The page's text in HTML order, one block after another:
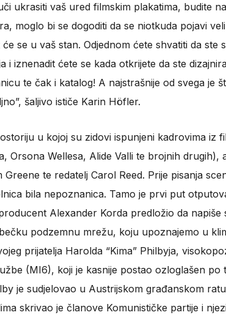
ukrasiti vaš ured filmskim plakatima, budite
moglo bi se dogoditi da se niotkuda pojavi
se u vaš stan. Odjednom ćete shvatiti da ste
i iznenadit ćete se kada otkrijete da ste
te čak i katalog! A najstrašnije od svega je
šaljivo ističe Karin Höfler.
u kojoj su zidovi ispunjeni kadrovima iz
Orsona Wellesa, Alide Valli te brojnih drugih),
Greene te redatelj Carol Reed. Prije pisanja
bila nepoznanica. Tamo je prvi put
Alexander Korda predložio da
podzemnu mrežu, koju upoznajemo u
prijatelja Harolda “Kima” Philbyja,
(MI6), koji je kasnije postao ozloglašen po
je sudjelovao u Austrijskom građanskom
skrivao je članove Komunističke partije i